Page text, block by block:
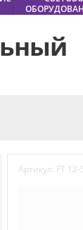
Артикул: FT 12-